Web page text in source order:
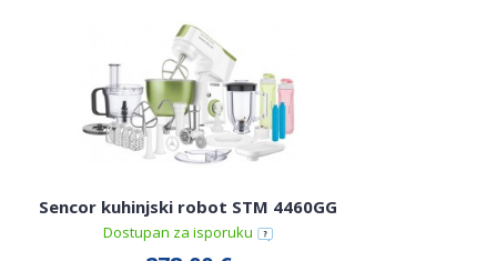
Sencor kuhinjski robot STM 4460GG
Dostupan za isporuku